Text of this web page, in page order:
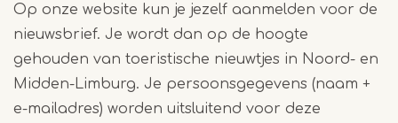
Op onze website kun je jezelf aanmelden voor de
nieuwsbrief. Je wordt dan op de hoogte
gehouden van toeristische nieuwtjes in Noord- en
Midden-Limburg. Je persoonsgegevens (naam +
e-mailadres) worden uitsluitend voor deze